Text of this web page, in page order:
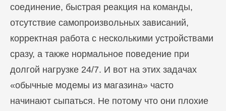
соединение, быстрая реакция на команды,
отсутствие самопроизвольных зависаний,
корректная работа с несколькими устройствами
сразу, а также нормальное поведение при
долгой нагрузке 24/7. И вот на этих задачах
«обычные модемы из магазина» часто
начинают сыпаться. Не потому что они плохие